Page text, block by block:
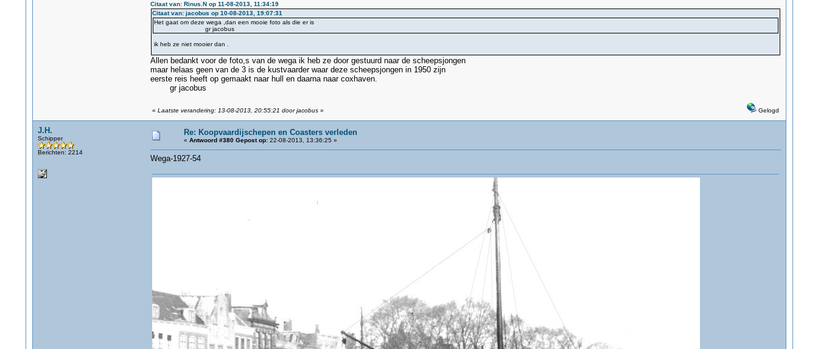
Citaat van: Rinus.N op 11-08-2013, 11:34:19
Citaat van: jacobus op 10-08-2013, 19:07:31
Het gaat om deze wega ,dan een mooie foto als die er is
gr jacobus
ik heb ze niet mooier dan .
Allen bedankt voor de foto,s van de wega ik heb ze door gestuurd naar de scheepsjongen
maar helaas geen van de 3 is de kustvaarder waar deze scheepsjongen in 1950 zijn
eerste reis heeft op gemaakt naar hull en daarna naar coxhaven.
gr jacobus
« Laatste verandering: 13-08-2013, 20:55:21 door jacobus» Gelogd
J.H.
Schipper
Berichten: 2214
Re: Koopvaardijschepen en Coasters verleden
« Antwoord #380 Gepost op:22-08-2013, 13:36:25 »
Wega-1927-54